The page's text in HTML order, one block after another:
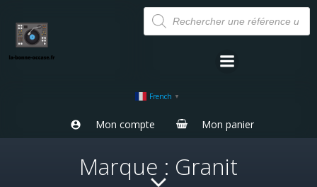
Aller
au
contenu
Recherche
de
produits
French ▼
Mon compte Mon panier
Marque : Granit